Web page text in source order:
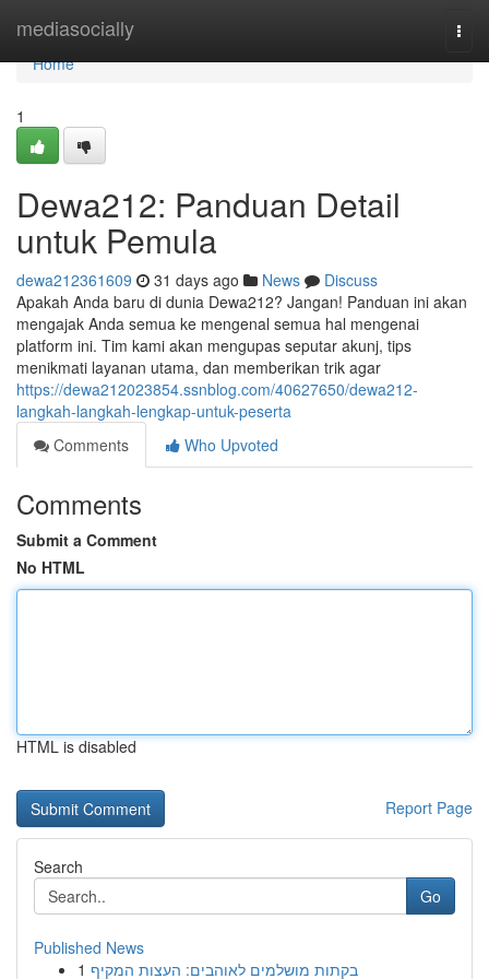
mediasocially
Home
Home
1
Dewa212: Panduan Detail
untuk Pemula
dewa212361609 31 days ago News
Discuss
Apakah Anda baru di dunia Dewa212? Jangan! Panduan ini akan
mengajak Anda semua ke mengenal semua hal mengenai
platform ini. Tim kami akan mengupas seputar akunj, tips
menikmati layanan utama, dan memberikan trik agar
https://dewa212023854.ssnblog.com/40627650/dewa212-
langkah-langkah-lengkap-untuk-peserta
Comments
Who Upvoted
Comments
Submit a Comment
No HTML
HTML is disabled
Report Page
Search
Go
Published News
1 בקתות מושלמים לאוהבים: העצות המקיף